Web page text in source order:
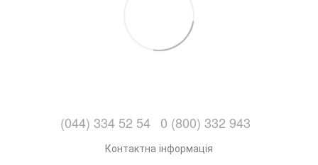
(044) 334 52 54 0 (800) 332 943
Контактна інформація